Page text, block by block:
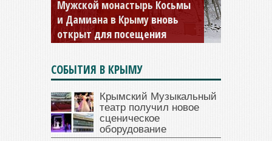
Мужской монастырь Косьмы
и Дамиана в Крыму вновь
открыт для посещения
СОБЫТИЯ В КРЫМУ
Крымский Музыкальный
театр получил новое
сценическое
оборудование